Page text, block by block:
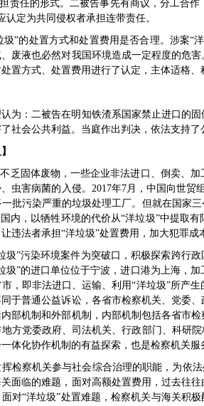
责任的形式。二被告事先有商议，分工合
认定为共同侵权者承担连带责任。
圾”的处置方式和处置费用是否合理。涉案“
废液也必然对我国环境造成一定程度的危
置方式、处置费用进行了认定，主体适格
为：二被告在明知铁渣系国家禁止进口的
社会公共利益。当庭作出判决，依法支持
乏固体废物，一些企业非法进口、倒卖、
虫害病菌的入侵。2017年7月，中国向世
批污染严重的垃圾处理工厂。但就在国家
内，以牺牲环境的代价从“洋垃圾”中提取
违法者承担“洋垃圾”处置费用，加大犯罪成
圾”污染环境案件为突破口，积极探索跨行
圾”的进口单位位于宁波，进口港为上海，
，即非法进口、运输、利用“洋垃圾”所产
同于普通公益诉讼，各省市检察机关、党委
部机制和外部机制，内部机制包括各省市
方党委政府、司法机关、行政部门、科研
体化协作机制的有益探索，也是检察机关
检察机关参与社会综合治理的职能，为依
面临的难题，面对高额处置费用，过去往
对“洋垃圾”处置难题，检察机关与海关积